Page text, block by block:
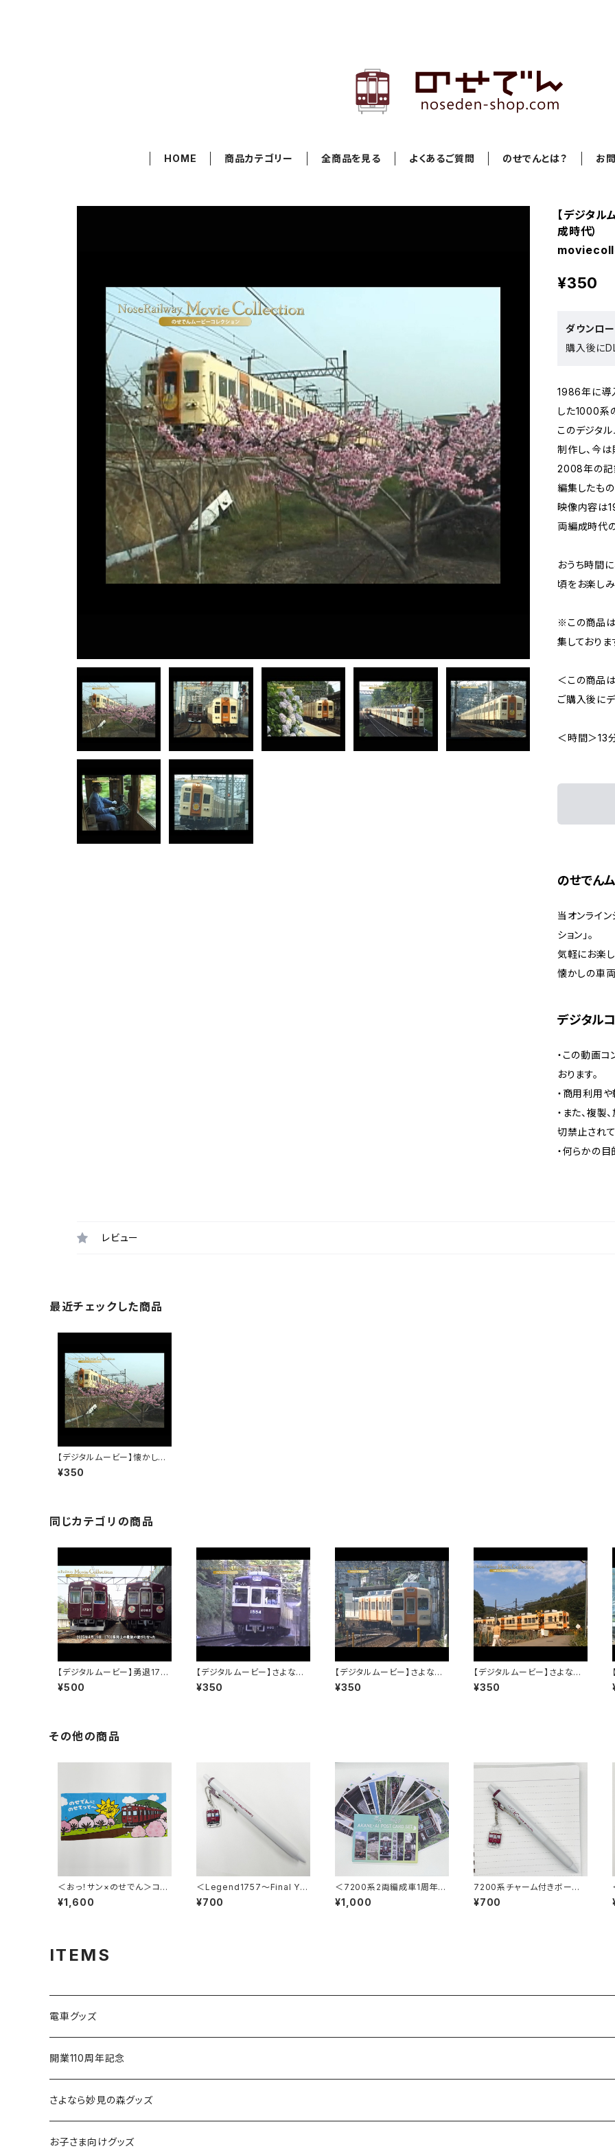
HOME 商品カテゴリー 全商品を見る よくあるご質問 のせでんとは？ お
【デジタ
成時代）
¥350
ダウンロ
購入後に
1986年に導
した1000系
このデジタ
制作し、今
2008年の記
編集したもの
映像内容は
両編成時代
おうち時間
頃をお楽しみ
※この商品
集しておりま
＜この商品
ご購入後に
＜時間＞13
のせでん
当オンライ
ション」。
気軽にお楽
懐かしの車
デジタル
・この動画
おります。
・商用利用や
・また、複製
切禁止されて
・何らかの
レビュー
最近チェックした商品
【デジタルムービー】懐かしの
車両1000系PART-2（6両編
成時代）
¥350
同じカテゴリの商品
【デジタルムービー】勇退1755
～能勢電鉄を支えた君に感謝
～
¥500
【デジタルムービー】さよなら1
500系～1983年～2016年 3
3年間の活躍～PART-1
¥350
【デジタルムービー】さよなら3
100系～僕は君を忘れない～
PART-1
¥350
【デジタルムービー】さよなら3
100系～僕は君を忘れない～
PART-2
¥350
その他の商品
＜おっ！サン×のせでん＞コラ
ボタオル
¥1,600
＜Legend1757～Final Ye
ar 2026～＞チャーム付ボー
ルペン
¥700
＜7200系2両編成車1周年記
念＞ポストカード12枚セット
¥1,000
7200系チャーム付きボール
ペン
¥700
ITEMS
電車グッズ
鉄道模型（Nゲージ）
さよなら復刻塗装車両
能勢1700系
開業110周年記念
さよなら妙見の森グッズ
お子さま向けグッズ